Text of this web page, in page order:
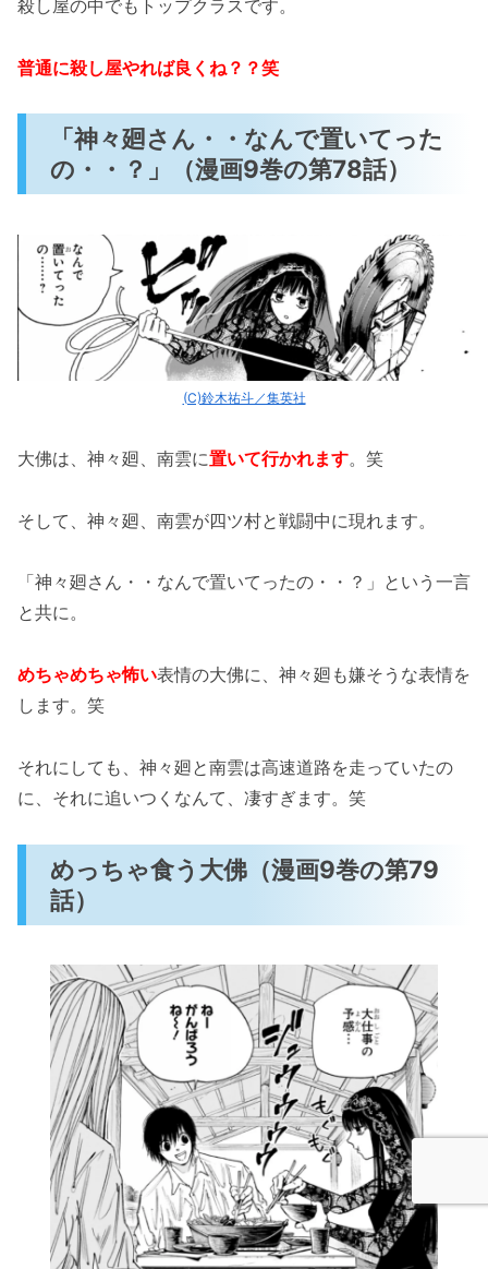
殺し屋の中でもトップクラスです。
普通に殺し屋やれば良くね？？笑
「神々廻さん・・なんで置いてった
の・・？」（漫画9巻の第78話）
(C)鈴木祐斗／集英社
大佛は、神々廻、南雲に置いて行かれます。笑
そして、神々廻、南雲が四ツ村と戦闘中に現れます。
「神々廻さん・・なんで置いてったの・・？」という一言
と共に。
めちゃめちゃ怖い表情の大佛に、神々廻も嫌そうな表情を
します。笑
それにしても、神々廻と南雲は高速道路を走っていたの
に、それに追いつくなんて、凄すぎます。笑
めっちゃ食う大佛（漫画9巻の第79
話）